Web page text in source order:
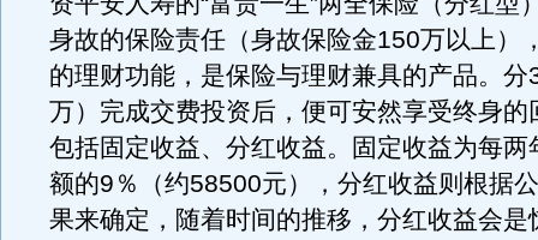
身故的保险责任（身故保险金150万以上）
的理财功能，是保险与理财兼具的产品。分
万）完成交费投资后，便可安然享受终身的
包括固定收益、分红收益。固定收益为每两
额的9％（约58500元），分红收益则根据
果来确定，随着时间的推移，分红收益会是